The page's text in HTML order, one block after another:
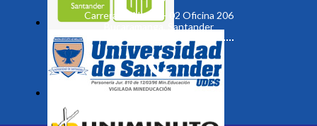
Carrera 19 No. 35 - 02 Oficina 206
Bucaramanga, Santander